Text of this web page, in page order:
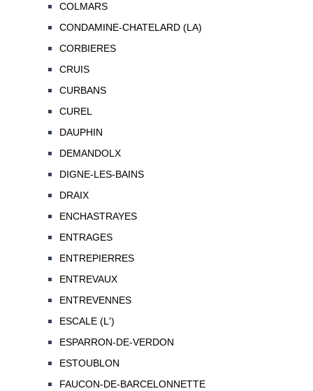
COLMARS
CONDAMINE-CHATELARD (LA)
CORBIERES
CRUIS
CURBANS
CUREL
DAUPHIN
DEMANDOLX
DIGNE-LES-BAINS
DRAIX
ENCHASTRAYES
ENTRAGES
ENTREPIERRES
ENTREVAUX
ENTREVENNES
ESCALE (L')
ESPARRON-DE-VERDON
ESTOUBLON
FAUCON-DE-BARCELONNETTE